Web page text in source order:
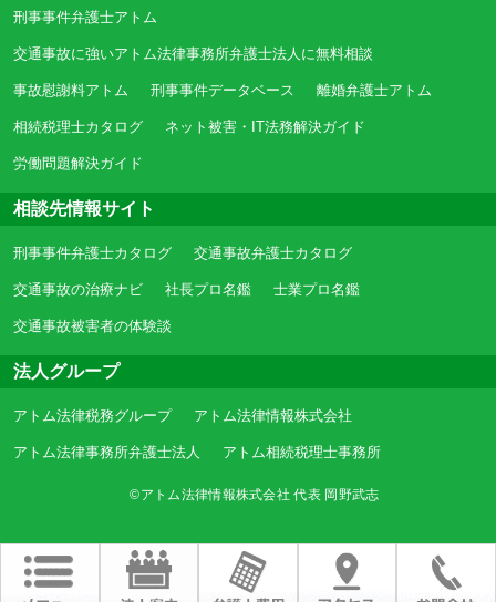
刑事事件弁護士アトム
交通事故に強いアトム法律事務所弁護士法人に無料相談
事故慰謝料アトム 刑事事件データベース 離婚弁護士アトム
相続税理士カタログ ネット被害・IT法務解決ガイド
労働問題解決ガイド
相談先情報サイト
刑事事件弁護士カタログ 交通事故弁護士カタログ
交通事故の治療ナビ 社長プロ名鑑 士業プロ名鑑
交通事故被害者の体験談
法人グループ
アトム法律税務グループ アトム法律情報株式会社
アトム法律事務所弁護士法人 アトム相続税理士事務所
©アトム法律情報株式会社 代表 岡野武志